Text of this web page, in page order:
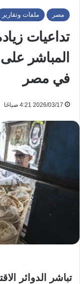
مصر ملفات وتقارير
تداعيات
المباشر
في مصر
2026/03/17 4:21 صباحًا
تباشر الدوائر